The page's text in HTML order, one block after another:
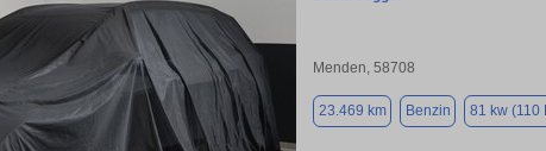
Menden, 58708
23.469 km Benzin 81 kw (110